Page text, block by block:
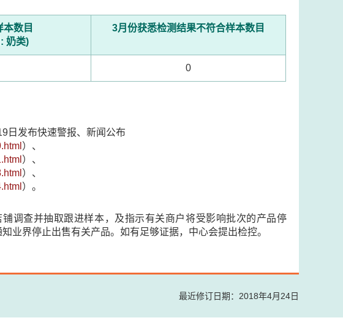
本数目
奶类)
3月份获悉检测结果不符合样本数目
0
日发布快速警报、新闻公布
）、
）、
）、
）。
调查并抽取跟进样本，及指示有关商户将受影响批次的产品停
业界停止出售有关产品。如有足够证据，中心会提出检控。
最近修订日期：2018年4月24日